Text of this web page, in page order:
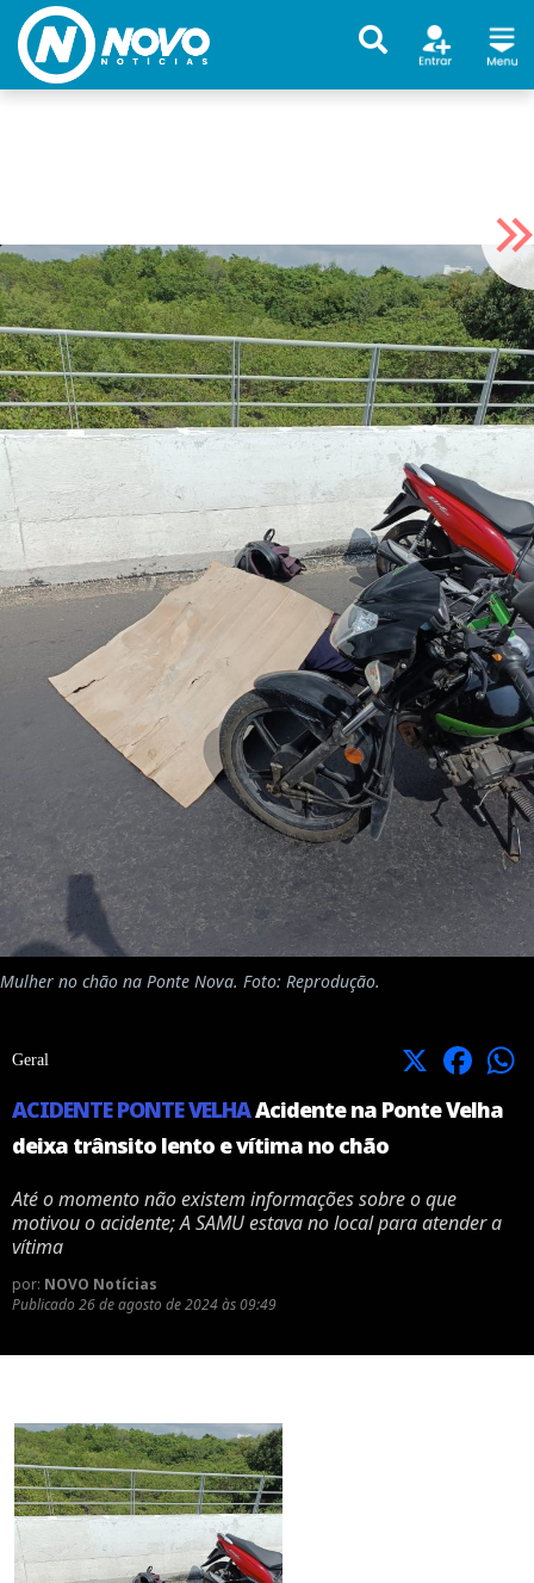
Mulher no chão na Ponte Nova. Foto: Reprodução.
Geral X Facebook
ACIDENTE PONTE VELHAAcidente na Ponte Velha
deixa trânsito lento e vítima no chão
Até o momento não existem informações sobre o que
motivou o acidente; A SAMU estava no local para atender a
vítima
por: NOVO Notícias
Publicado 26 de agosto de 2024 às 09:49